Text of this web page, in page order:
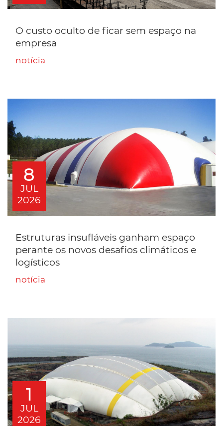
O custo oculto de ficar sem espaço na
empresa
notícia
8
JUL
2026
Estruturas insufláveis ganham espaço
perante os novos desafios climáticos e
logísticos
notícia
1
JUL
2026